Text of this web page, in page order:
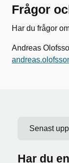
Frågor
Har du frågor
Andreas
Senast
Har du